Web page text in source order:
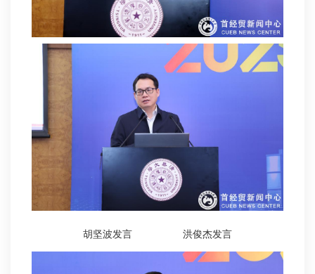
胡坚波发言 洪俊杰发言